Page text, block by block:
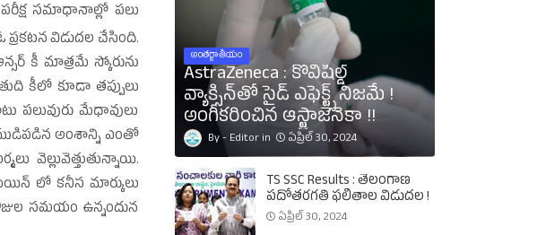
సమాధానాల్లో పలు
ప్రకటన విడుదల చేసింది.
కీ మాత్రమే స్కోరును
కీలో కూడా తప్పులు
పలువురు మేధావులు
ముడిపడిన అంశాన్ని ఎంతో
వెల్లువెత్తుతున్నాయి.
లో కనీస మార్కులు
సమయం ఉన్నందున
అంతర్జాతీయం
AstraZeneca : కోవిషీల్డ్‌
వ్యాక్సిన్‌తో సైడ్‌ ఎఫెక్ట్స్‌ నిజమే !
అంగీకరించిన ఆస్ట్రాజెనెకా !!
Editor ఏప్రిల్ 30, 2024
TS SSC Results : తెలంగాణ
పదోతరగతి ఫలితాల విడుదల !
ఏప్రిల్ 30, 2024